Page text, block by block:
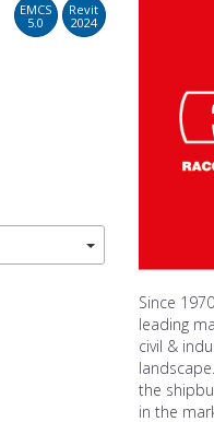
EMCS
5.0
Revit
2024
Since
leading
civil &
the
in the